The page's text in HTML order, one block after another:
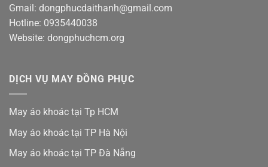
Gmail: dongphucdaithanh@gmail.com
Hotline: 0935440038
Website: dongphuchcm.org
DỊCH VỤ MAY ĐỒNG PHỤC
May áo khoác tại Tp HCM
May áo khoác tại TP Hà Nội
May áo khoác tại TP Đà Nẵng